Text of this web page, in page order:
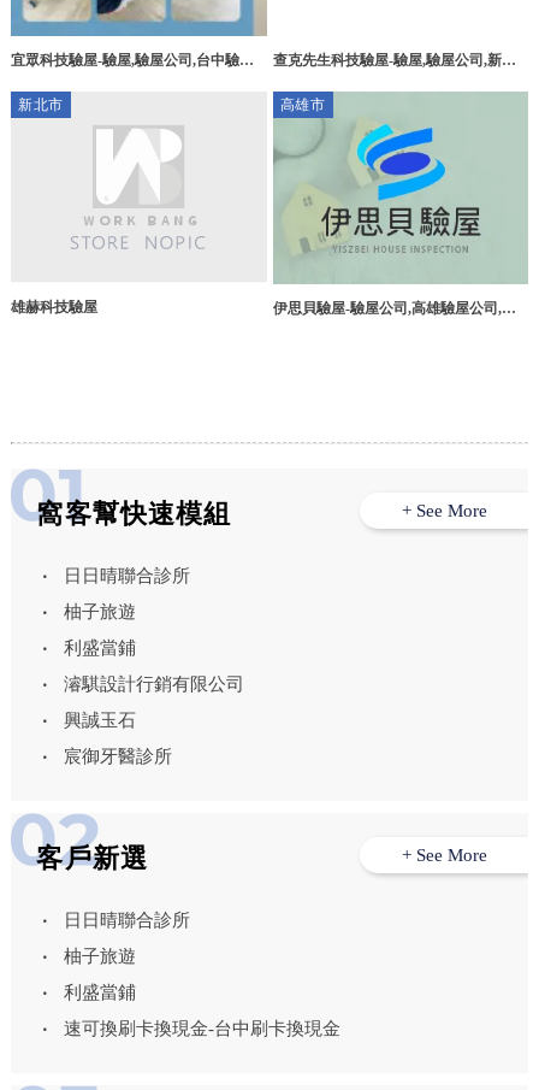
宜眾科技驗屋-驗屋,驗屋公司,台中驗屋,
司
查克先生科技驗屋-驗屋,驗屋公司,新竹
新北市
雄赫科技驗屋
高雄市
伊思貝驗屋-驗屋公司,高雄驗屋公司,高
窩客幫快速模組
日日晴聯合診所
柚子旅遊
利盛當鋪
濬騏設計行銷有限公司
興誠玉石
宸御牙醫診所
+ See More
客戶新選
日日晴聯合診所
柚子旅遊
利盛當鋪
速可換刷卡換現金-台中刷卡換現金
+ See More